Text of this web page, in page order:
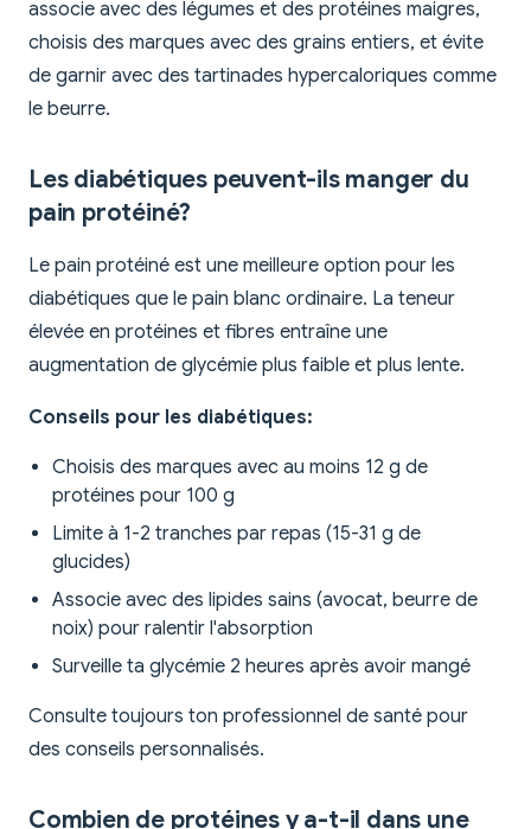
associe avec des légumes et des protéines maigres,
choisis des marques avec des grains entiers, et évite
de garnir avec des tartinades hypercaloriques comme
le beurre.
Les diabétiques peuvent-ils manger du
pain protéiné?
Le pain protéiné est une meilleure option pour les
diabétiques que le pain blanc ordinaire. La teneur
élevée en protéines et fibres entraîne une
augmentation de glycémie plus faible et plus lente.
Conseils pour les diabétiques:
Choisis des marques avec au moins 12 g de
protéines pour 100 g
Limite à 1-2 tranches par repas (15-31 g de
glucides)
Associe avec des lipides sains (avocat, beurre de
noix) pour ralentir l'absorption
Surveille ta glycémie 2 heures après avoir mangé
Consulte toujours ton professionnel de santé pour
des conseils personnalisés.
Combien de protéines y a-t-il dans une